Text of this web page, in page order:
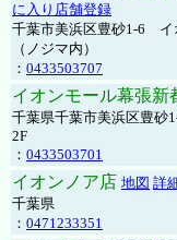
に入り店舗登録
千葉市美浜区豊砂1-6 イ
（ノジマ内）
： 0433503707
イオンモール幕張新
千葉県千葉市美浜区豊
2F
： 0433503701
イオンノア店 地図 詳
千葉県
： 0471233351